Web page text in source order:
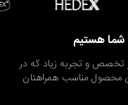
شما هستیم
تخصص و تجربه زیاد که در
محصول مناسب همراهتان